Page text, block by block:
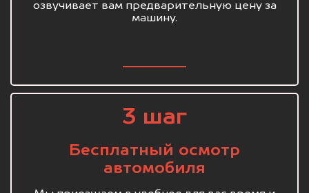
озвучивает вам предварительную цену за
машину.
3 шаг
Бесплатный осмотр
автомобиля